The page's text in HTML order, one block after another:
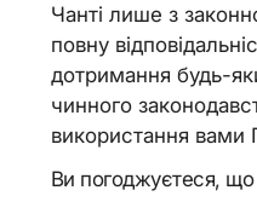
Чанті лише з
повну
дотримання будь-
чинного
використання вами
Ви погоджуєтеся,